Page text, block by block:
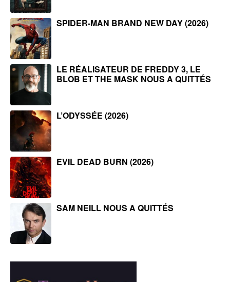
SPIDER-MAN BRAND NEW DAY (2026)
LE RÉALISATEUR DE FREDDY 3, LE
BLOB ET THE MASK NOUS A QUITTÉS
L’ODYSSÉE (2026)
EVIL DEAD BURN (2026)
SAM NEILL NOUS A QUITTÉS